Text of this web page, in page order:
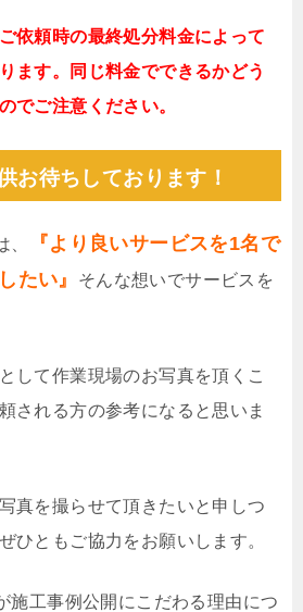
依頼時の最終処分料金によって
ます。同じ料金でできるかどう
でご注意ください。
お待ちしております！
『より良いサービスを1名で
たい』
そんな想いでサービスを
して作業現場のお写真を頂くこ
される方の参考になると思いま
真を撮らせて頂きたいと申しつ
ひともご協力をお願いします。
施工事例公開にこだわる理由につ